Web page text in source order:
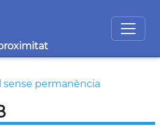
sense permanència